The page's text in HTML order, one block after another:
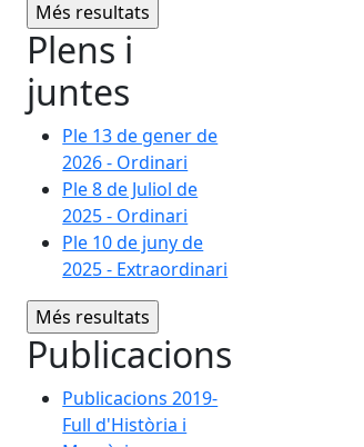
Plens i
juntes
Ple 13 de gener de
2026 - Ordinari
Ple 8 de Juliol de
2025 - Ordinari
Ple 10 de juny de
2025 - Extraordinari
Publicacions
Publicacions 2019-
Full d'Història i